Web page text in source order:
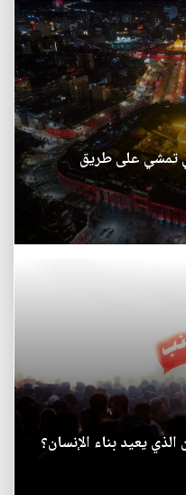
تمشي على طريق
الذي يعيد بناء الإنسان؟